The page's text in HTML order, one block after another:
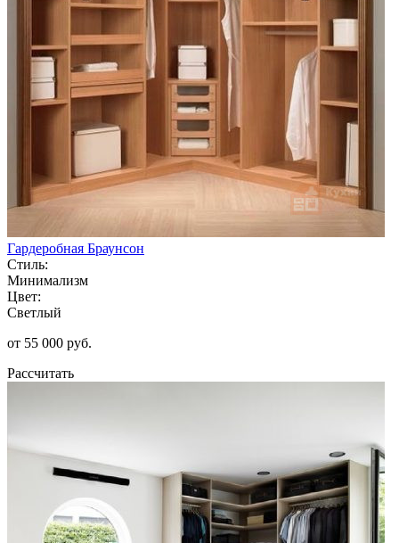
Гардеробная Браунсон
Стиль:
Минимализм
Цвет:
Светлый
от 55 000 руб.
Рассчитать